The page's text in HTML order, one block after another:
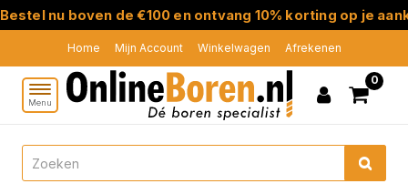
nu boven de €100 en ontvang 10% korting op je
Home Mijn Account Winkelwagen Afrekenen
Menu
0